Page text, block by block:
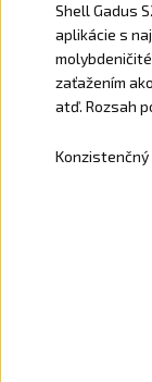
Shell Gadus
aplikácie s
zaťažením
atď. Rozsah
Konzistenčný